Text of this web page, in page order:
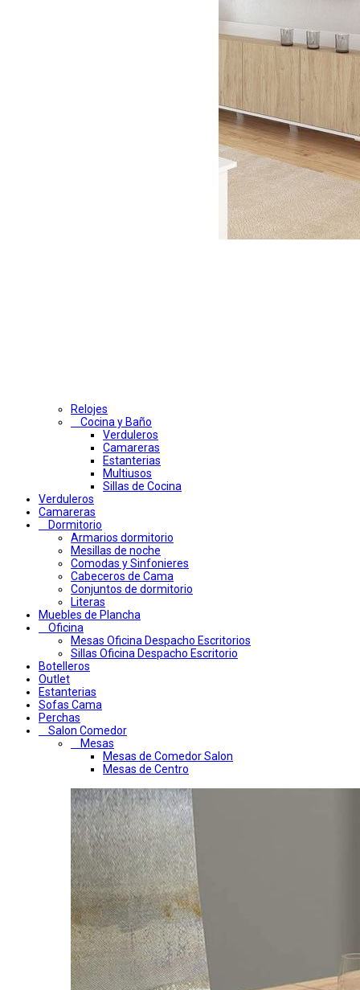
Relojes
Cocina y Baño
Verduleros
Camareras
Estanterias
Multiusos
Sillas de Cocina
Verduleros
Camareras
Dormitorio
Armarios dormitorio
Mesillas de noche
Comodas y Sinfonieres
Cabeceros de Cama
Conjuntos de dormitorio
Literas
Muebles de Plancha
Oficina
Mesas Oficina Despacho Escritorios
Sillas Oficina Despacho Escritorio
Botelleros
Outlet
Estanterias
Sofas Cama
Perchas
Salon Comedor
Mesas
Mesas de Comedor Salon
Mesas de Centro